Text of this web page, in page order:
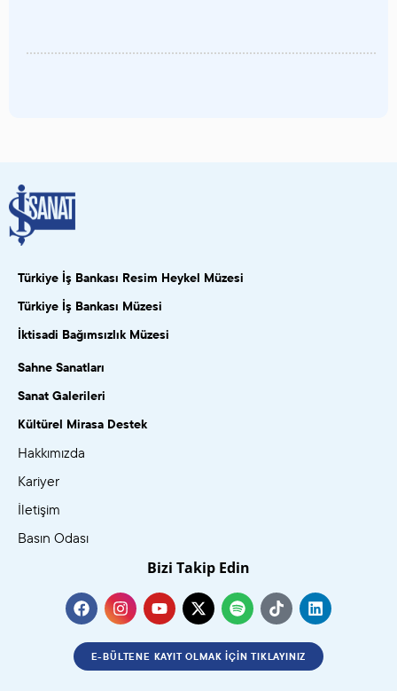
Türkiye İş Bankası Resim Heykel Müzesi
Türkiye İş Bankası Müzesi
İktisadi Bağımsızlık Müzesi
Sahne Sanatları
Sanat Galerileri
Kültürel Mirasa Destek
Hakkımızda
Kariyer
İletişim
Basın Odası
Bizi Takip Edin
E-BÜLTENE KAYIT OLMAK İÇIN TIKLAYINIZ